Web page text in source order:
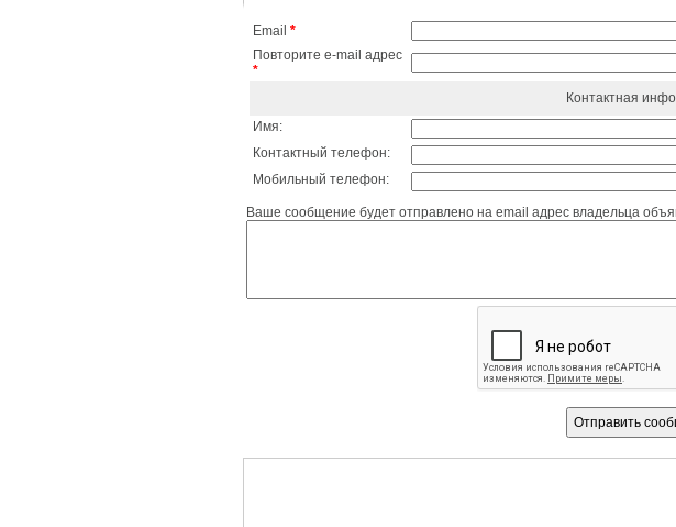
Email *
Повторите e-mail адрес
*
Контактная
Имя:
Контактный телефон:
Мобильный телефон:
Ваше сообщение будет отправлено на email адрес владельца